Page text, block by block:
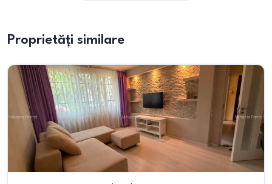
Proprietăți similare